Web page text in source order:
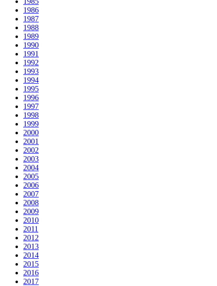
1986
1987
1988
1989
1990
1991
1992
1993
1994
1995
1996
1997
1998
1999
2000
2001
2002
2003
2004
2005
2006
2007
2008
2009
2010
2011
2012
2013
2014
2015
2016
2017